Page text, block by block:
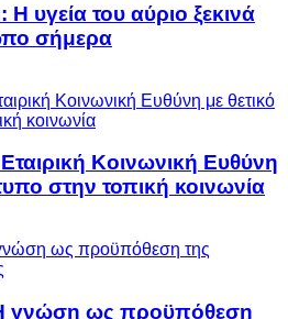
υγεία του αύριο ξεκινά
σήμερα
Κοινωνική Ευθύνη
στην τοπική κοινωνία
γνώση ως προϋπόθεση